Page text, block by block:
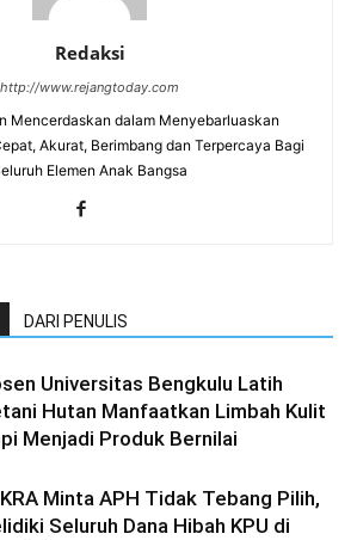
Redaksi
http://www.rejangtoday.com
Mencerdaskan dalam Menyebarluaskan
Akurat, Berimbang dan Terpercaya Bagi
Elemen Anak Bangsa
DARI PENULIS
Universitas Bengkulu Latih
Hutan Manfaatkan Limbah Kulit
Menjadi Produk Bernilai
Minta APH Tidak Tebang Pilih,
Seluruh Dana Hibah KPU di